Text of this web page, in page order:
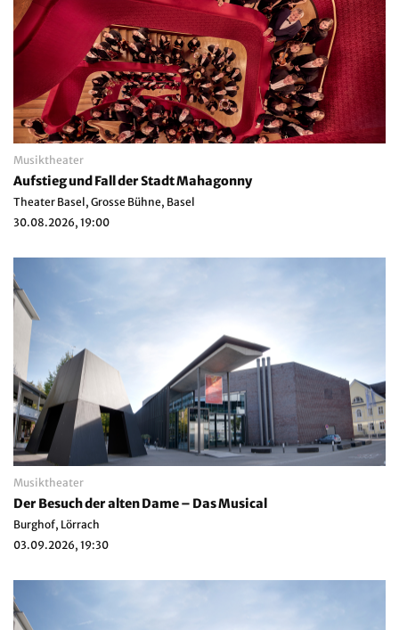
Musiktheater
Aufstieg und Fall der Stadt Mahagonny
Theater Basel, Grosse Bühne, Basel
30.08.2026, 19:00
Musiktheater
Der Besuch der alten Dame – Das Musical
Burghof, Lörrach
03.09.2026, 19:30